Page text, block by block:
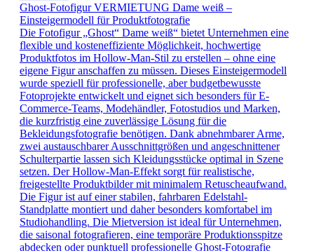
Ghost-Fotofigur VERMIETUNG Dame weiß –
Einsteigermodell für Produktfotografie
Die Fotofigur „Ghost“ Dame weiß“ bietet Unternehmen eine
flexible und kosteneffiziente Möglichkeit, hochwertige
Produktfotos im Hollow-Man-Stil zu erstellen – ohne eine
eigene Figur anschaffen zu müssen. Dieses Einsteigermodell
wurde speziell für professionelle, aber budgetbewusste
Fotoprojekte entwickelt und eignet sich besonders für E-
Commerce-Teams, Modehändler, Fotostudios und Marken,
die kurzfristig eine zuverlässige Lösung für die
Bekleidungsfotografie benötigen. Dank abnehmbarer Arme,
zwei austauschbarer Ausschnittgrößen und angeschnittener
Schulterpartie lassen sich Kleidungsstücke optimal in Szene
setzen. Der Hollow-Man-Effekt sorgt für realistische,
freigestellte Produktbilder mit minimalem Retuscheaufwand.
Die Figur ist auf einer stabilen, fahrbaren Edelstahl-
Standplatte montiert und daher besonders komfortabel im
Studiohandling. Die Mietversion ist ideal für Unternehmen,
die saisonal fotografieren, eine temporäre Produktionsspitze
abdecken oder punktuell professionelle Ghost-Fotografie